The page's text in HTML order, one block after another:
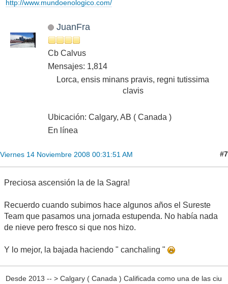
http://www.mundoenologico.com/
JuanFra
Cb Calvus
Mensajes: 1,814
Lorca, ensis minans pravis, regni tutissima
clavis
Ubicación: Calgary, AB ( Canada )
En línea
Viernes 14 Noviembre 2008 00:31:51 AM #7
Preciosa ascensión la de la Sagra!
Recuerdo cuando subimos hace algunos años el Sureste
Team que pasamos una jornada estupenda. No había nada
de nieve pero fresco si que nos hizo.
Y lo mejor, la bajada haciendo " canchaling "
Desde 2013 -- > Calgary ( Canada ) Calificada como una de las ciu